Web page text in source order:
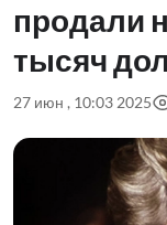
продали
тысяч
27 июн , 10:03 2025